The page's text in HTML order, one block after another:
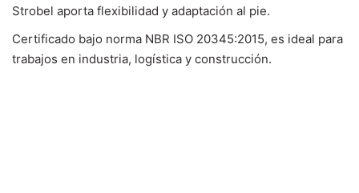
Strobel aporta flexibilidad y adaptación al pie.
Certificado bajo norma NBR ISO 20345:2015, es ideal para
trabajos en industria, logística y construcción.